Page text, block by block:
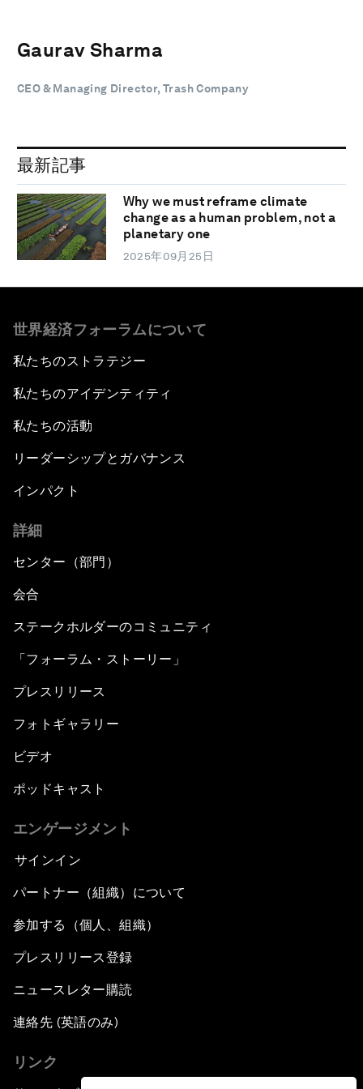
Gaurav Sharma
CEO & Managing Director, Trash Company
最新記事
Why we must reframe climate
change as a human problem, not a
planetary one
2025年09月25日
世界経済フォーラムについて
私たちのストラテジー
私たちのアイデンティティ
私たちの活動
リーダーシップとガバナンス
インパクト
詳細
センター（部門）
会合
ステークホルダーのコミュニティ
「フォーラム・ストーリー」
プレスリリース
フォトギャラリー
ビデオ
ポッドキャスト
エンゲージメント
サインイン
パートナー（組織）について
参加する（個人、組織）
プレスリリース登録
ニュースレター購読
連絡先 (英語のみ)
リンク